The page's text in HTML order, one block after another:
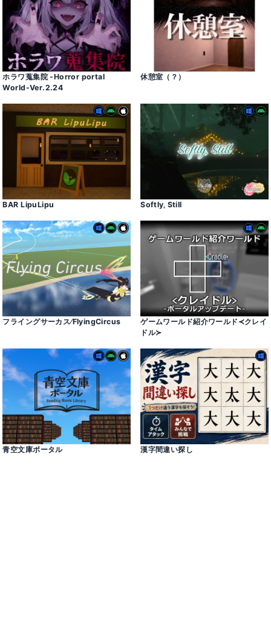
ホラワ蒐集院 -Horror portal
World-Ver․2․24
休憩室（？）
BAR LipuLipu Softly‚ Still
フライングサーカス⁄FlyingCircus
ゲームワールド紹介ワールド≺クレイ
ドル≻
青空文庫ポータル 漢字間違い探し